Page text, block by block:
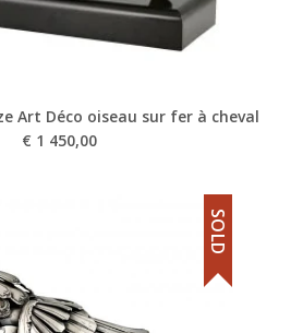
Art Déco oiseau sur fer à cheval
€ 1 450,00
SOLD